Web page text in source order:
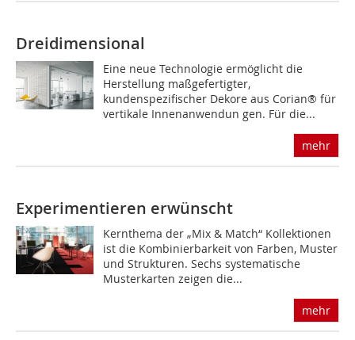
Dreidimensional
Eine neue Technologie ermöglicht die
Herstellung maßgefertigter,
kundenspezifischer Dekore aus Corian® für
vertikale Innenanwendun­ gen. Für die...
mehr
Experimentieren erwünscht
Kernthema der „Mix & Match“ Kollektionen
ist die Kombinierbarkeit von Farben, Muster
und Strukturen. Sechs systematische
Musterkarten zeigen die...
mehr